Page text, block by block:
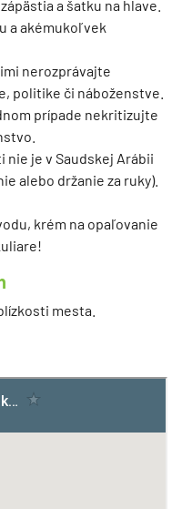
a šatku na hlave.
a akémukoľvek
nerozprávajte
politike či náboženstve.
prípade nekritizujte
je v Saudskej Arábii
alebo držanie za ruky).
krém na opaľovanie
mesta.